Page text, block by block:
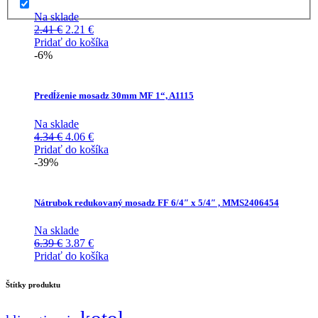
Na sklade
2.41€ Pôvodná
cena
2.21 €Aktuálna
cena
Pridať do košíka
-6%
Predĺženie mosadz 30mm MF 1“, A1115
Na sklade
4.34€ Pôvodná
cena
4.06 €Aktuálna
cena
Pridať do košíka
-39%
Nátrubok redukovaný mosadz FF 6/4″ x 5/4″ , MMS2406454
Na sklade
6.39€ Pôvodná
cena
3.87 €Aktuálna
cena
Pridať do košíka
Štítky produktu